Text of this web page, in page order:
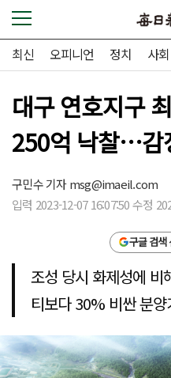
최신 오피니언 정치 사회
대구 연호지구
250억 낙찰…
구민수 기자msg@imaeil.com
입력 2023-12-07 16:07:50 수정
구글 검색
조성 당시 화제성에
티보다 30% 비싼 분양